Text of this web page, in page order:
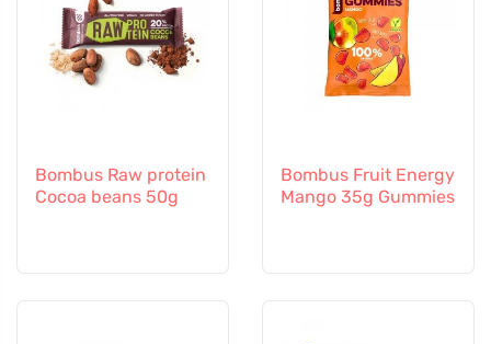
Bombus Raw protein
Cocoa beans 50g
Bombus Fruit Energy
Mango 35g Gummies